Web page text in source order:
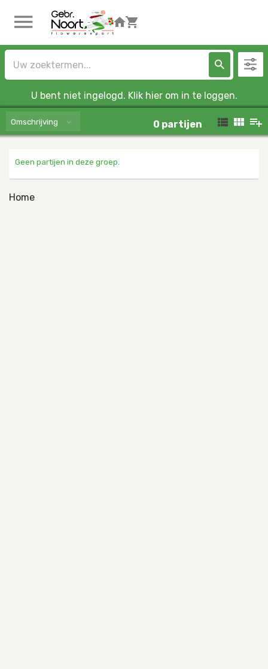
U bent niet ingelogd. Klik hier om in te loggen.
Omschrijving 0 partijen
Geen partijen in deze groep.
Home